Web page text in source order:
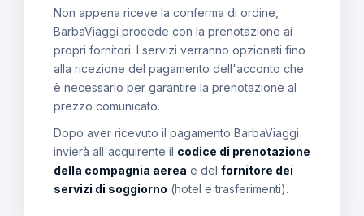
Non appena riceve la conferma di ordine,
BarbaViaggi procede con la prenotazione ai
propri fornitori. I servizi verranno opzionati fino
alla ricezione del pagamento dell'acconto che
è necessario per garantire la prenotazione al
prezzo comunicato.
Dopo aver ricevuto il pagamento BarbaViaggi
invierà all'acquirente il codice di prenotazione
della compagnia aerea e del fornitore dei
servizi di soggiorno (hotel e trasferimenti).